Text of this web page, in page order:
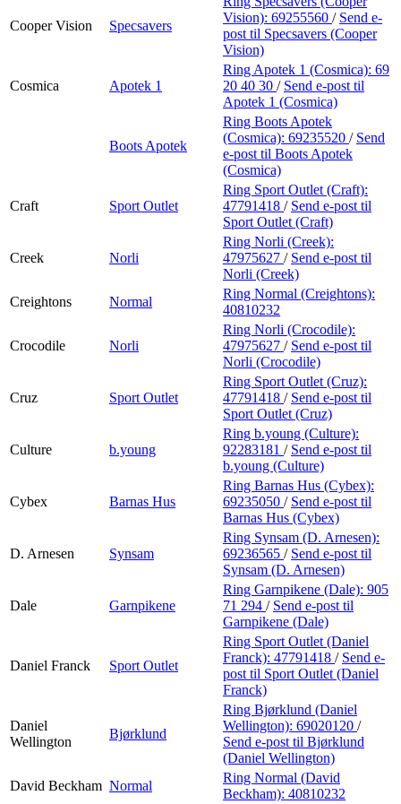
Cooper Vision Specsavers
Vision): 69255560 / Send e-
post til Specsavers (Cooper
Vision)
Cosmica Apotek 1
Ring Apotek 1 (Cosmica): 69
20 40 30 / Send e-post til
Apotek 1 (Cosmica)
Boots Apotek
Ring Boots Apotek
(Cosmica): 69235520 / Send
e-post til Boots Apotek
(Cosmica)
Craft Sport Outlet
Ring Sport Outlet (Craft):
47791418 / Send e-post til
Sport Outlet (Craft)
Creek Norli
Ring Norli (Creek):
47975627 / Send e-post til
Norli (Creek)
Creightons
Normal
Ring Normal (Creightons):
40810232
Crocodile Norli
Ring Norli (Crocodile):
47975627 / Send e-post til
Norli (Crocodile)
Cruz Sport Outlet
Ring Sport Outlet (Cruz):
47791418 / Send e-post til
Sport Outlet (Cruz)
Culture b.young
Ring b.young (Culture):
92283181 / Send e-post til
b.young (Culture)
Cybex Barnas Hus
Ring Barnas Hus (Cybex):
69235050 / Send e-post til
Barnas Hus (Cybex)
D. Arnesen Synsam
Ring Synsam (D. Arnesen):
69236565 / Send e-post til
Synsam (D. Arnesen)
Dale Garnpikene
Ring Garnpikene (Dale): 905
71 294 / Send e-post til
Garnpikene (Dale)
Daniel Franck Sport Outlet
Ring Sport Outlet (Daniel
Franck): 47791418 / Send e-
post til Sport Outlet (Daniel
Franck)
Daniel
Wellington
Bjørklund
Ring Bjørklund (Daniel
Wellington): 69020120 /
Send e-post til Bjørklund
(Daniel Wellington)
David Beckham Normal
Ring Normal (David
Beckham): 40810232